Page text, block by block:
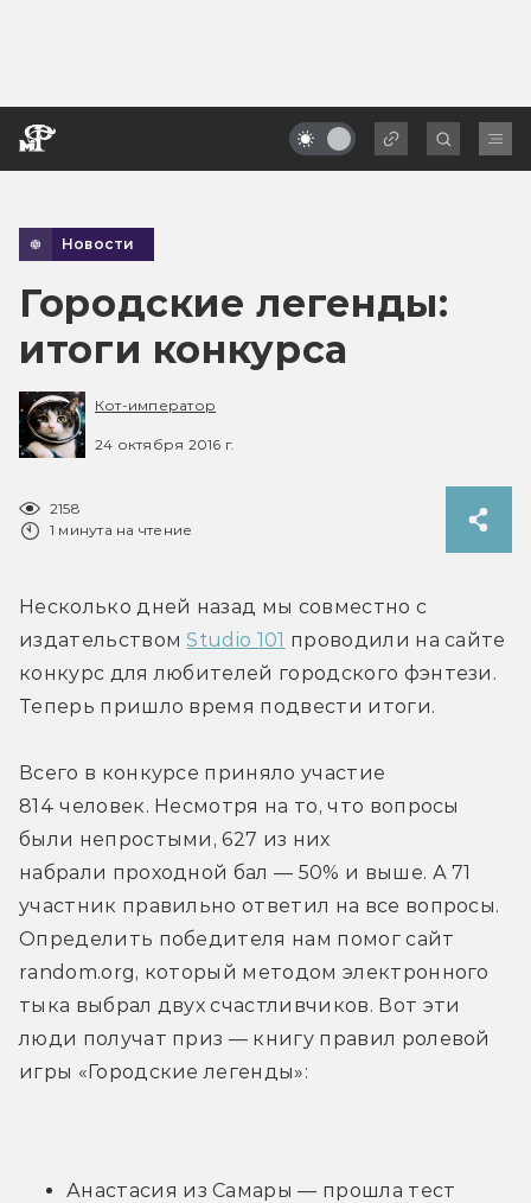
Новости
Городские легенды:
итоги конкурса
Кот-император
24 октября 2016 г.
2158
1 минута на чтение
Несколько дней назад мы совместно с
издательством Studio 101 проводили на сайте
конкурс для любителей городского фэнтези.
Теперь пришло время подвести итоги.
Всего в конкурсе приняло участие
814 человек. Несмотря на то, что вопросы
были непростыми, 627 из них
набрали проходной бал — 50% и выше. А 71
участник правильно ответил на все вопросы.
Определить победителя нам помог сайт
random.org, который методом электронного
тыка выбрал двух счастливчиков. Вот эти
люди получат приз — книгу правил ролевой
игры «Городские легенды»:
Анастасия из Самары — прошла тест